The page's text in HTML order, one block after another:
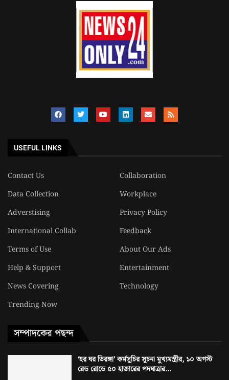
USEFUL LINKS
Contact Us
Collaboration
Data Collection
Workplace
Adverstising
Privacy Policy
International Collab
Feedback
Terms of Use
About Our Ads
Help & Support
Entertainment
News Covering
Technology
Trending Now
সম্পাদকের পছন্দ
‘হর ঘর তিরঙ্গা’ কর্মসূচির সূচনা মুখ্যমন্ত্রীর, ১০ অগস্ট
রেড রোডে ৫০ হাজারের পদযাত্রার...